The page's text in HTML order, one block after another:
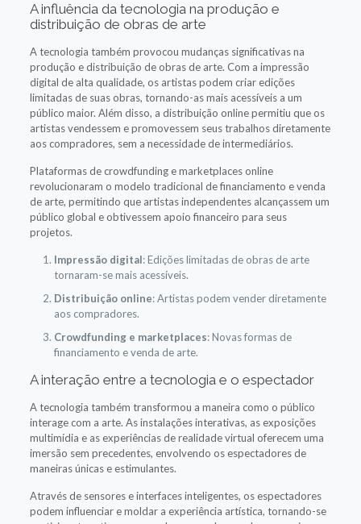
A influência da tecnologia na produção e
distribuição de obras de arte
A tecnologia também provocou mudanças significativas na
produção e distribuição de obras de arte. Com a impressão
digital de alta qualidade, os artistas podem criar edições
limitadas de suas obras, tornando-as mais acessíveis a um
público maior. Além disso, a distribuição online permitiu que os
artistas vendessem e promovessem seus trabalhos diretamente
aos compradores, sem a necessidade de intermediários.
Plataformas de crowdfunding e marketplaces online
revolucionaram o modelo tradicional de financiamento e venda
de arte, permitindo que artistas independentes alcançassem um
público global e obtivessem apoio financeiro para seus
projetos.
Impressão digital: Edições limitadas de obras de arte
tornaram-se mais acessíveis.
Distribuição online: Artistas podem vender diretamente
aos compradores.
Crowdfunding e marketplaces: Novas formas de
financiamento e venda de arte.
A interação entre a tecnologia e o espectador
A tecnologia também transformou a maneira como o público
interage com a arte. As instalações interativas, as exposições
multimídia e as experiências de realidade virtual oferecem uma
imersão sem precedentes, envolvendo os espectadores de
maneiras únicas e estimulantes.
Através de sensores e interfaces inteligentes, os espectadores
podem influenciar e moldar a experiência artística, tornando-se